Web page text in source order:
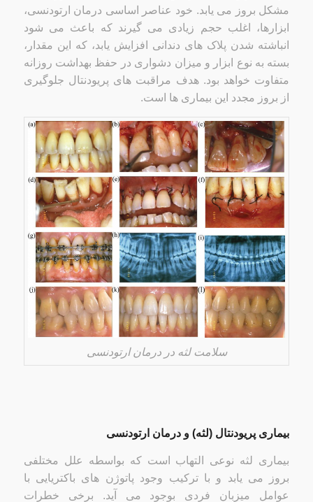
مشکل بروز می یابد. خود عناصر اساسی درمان ارتودنسی،
ابزارها، اغلب حجم زیادی می گیرند که باعث می شود
انباشته شدن پلاک های دندانی افزایش یابد، که این مقدار،
بسته به نوع ابزار و میزان دشواری در حفظ بهداشت روزانه
متفاوت خواهد بود. هدف مراقبت های پریودنتال جلوگیری
از بروز مجدد این بیماری ها است.
سلامت لثه در درمان ارتودنسی
بیماری پریودنتال (لثه) و درمان ارتودنسی
بیماری لثه نوعی التهاب است که بواسطه علل مختلفی
بروز می یابد و با ترکیب وجود پاتوژن های باکتریایی با
عوامل میزبان فردی بوجود می آید. برخی خطرات